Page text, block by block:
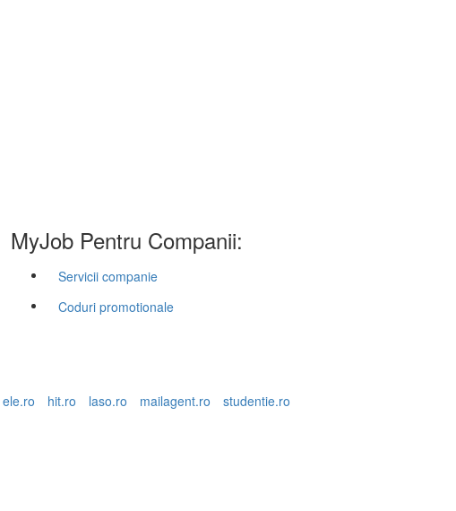
MyJob Pentru Companii:
Servicii companie
Coduri promotionale
ele.ro hit.ro laso.ro mailagent.ro
studentie.ro